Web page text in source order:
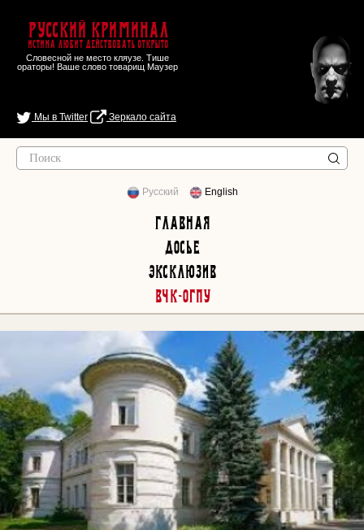
Русский Криминал
Истина любит действовать открыто
Словесной не место кляузе. Тише
ораторы! Ваше слово товарищ Маузер
Мы в Twitter Зеркало сайта
Русский English
Главная
Досье
Эксклюзив
ВЧК-ОГПУ